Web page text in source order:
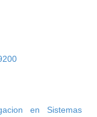
en Sistemas